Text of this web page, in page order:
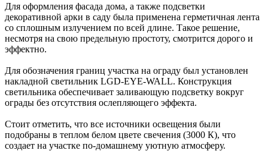
Для оформления фасада дома, а также подсветки
декоративной арки в саду была применена герметичная лента
со сплошным излучением по всей длине. Такое решение,
несмотря на свою предельную простоту, смотрится дорого и
эффектно.
Для обозначения границ участка на ограду был установлен
накладной светильник LGD-EYE-WALL. Конструкция
светильника обеспечивает заливающую подсветку вокруг
ограды без отсутствия ослепляющего эффекта.
Стоит отметить, что все источники освещения были
подобраны в теплом белом цвете свечения (3000 К), что
создает на участке по-домашнему уютную атмосферу.